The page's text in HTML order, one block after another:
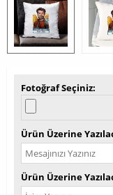
Fotoğraf Seçiniz
Ürün Üzerine
Ürün Üzerine